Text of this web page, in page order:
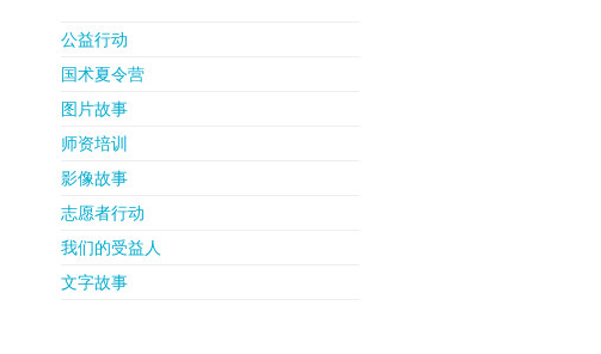
公益行动
国术夏令营
图片故事
师资培训
影像故事
志愿者行动
我们的受益人
文字故事